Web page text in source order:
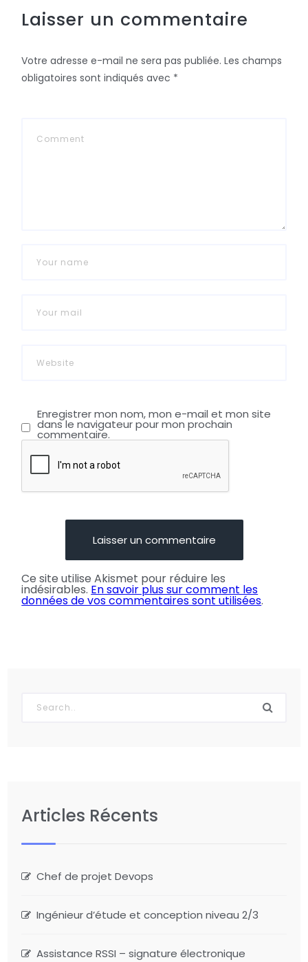
Laisser un commentaire
Votre adresse e-mail ne sera pas publiée. Les champs
obligatoires sont indiqués avec *
Enregistrer mon nom, mon e-mail et mon site
dans le navigateur pour mon prochain
commentaire.
Ce site utilise Akismet pour réduire les
indésirables. En savoir plus sur comment les
données de vos commentaires sont utilisées.
Articles Récents
Chef de projet Devops
Ingénieur d’étude et conception niveau 2/3
Assistance RSSI – signature électronique